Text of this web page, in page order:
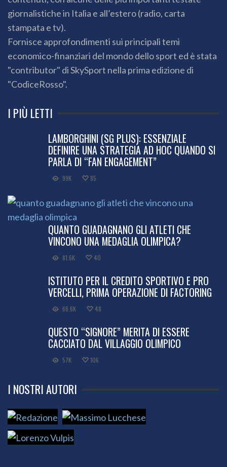
giornalistiche in Italia e all’estero (radio, carta
stampata e tv).
Fornisce approfondimenti sui principali temi
economico-finanziari del mondo dello sport ed è stata
"contributor" di SkySport nella prima edizione di
"CodiceRosso".
I PIÙ LETTI
LAMBORGHINI (SG PLUS): ESSENZIALE
DEFINIRE UNA STRATEGIA AD HOC QUANDO SI
PARLA DI “FAN ENGAGEMENT”
99K 85
QUANTO GUADAGNANO GLI ATLETI CHE
VINCONO UNA MEDAGLIA OLIMPICA?
81.6K 40
ISTITUTO PER IL CREDITO SPORTIVO E PRO
VERCELLI, PRIMA OPERAZIONE DI FACTORING
66.6K 48
QUESTO “SIGNORE” MERITA DI ESSERE
CACCIATO DAL VILLAGGIO OLIMPICO
57K 106
I NOSTRI AUTORI